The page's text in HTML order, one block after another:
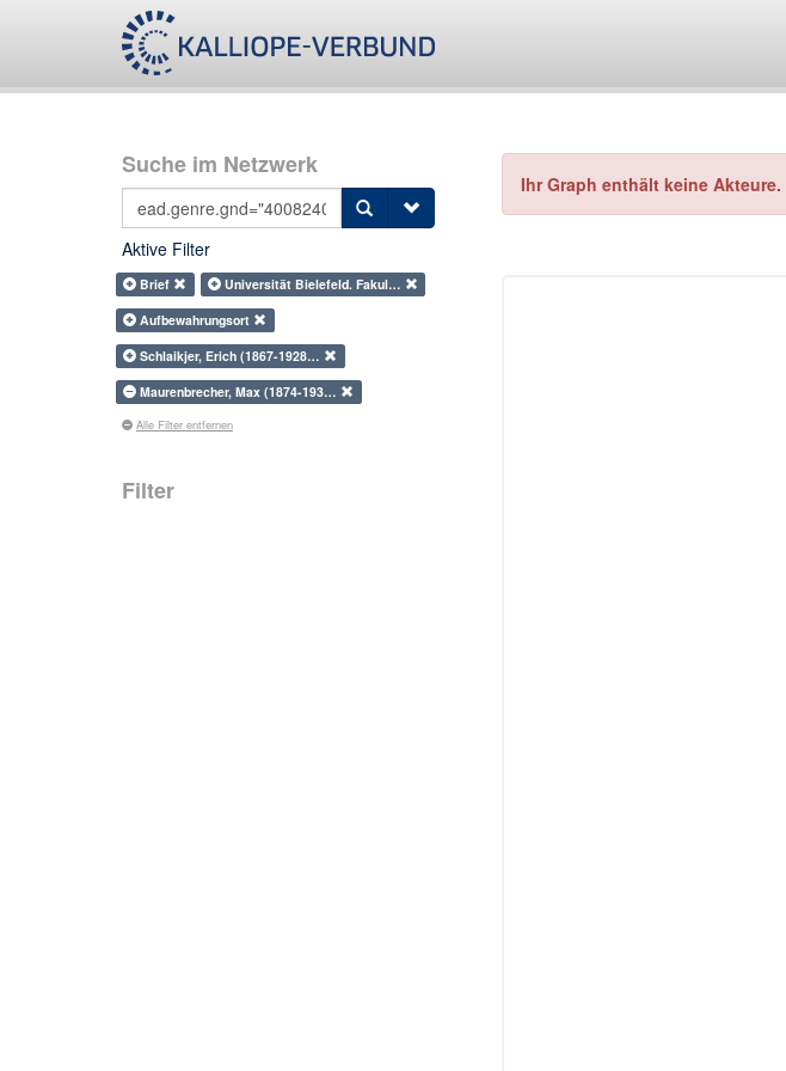
Suche im Netzwerk
Aktive Filter
Brief
Universität Bielefeld. Fakul…
Aufbewahrungsort
Schlaikjer, Erich (1867-1928…
Maurenbrecher, Max (1874-193…
Alle Filter entfernen
Filter
Ihr Graph enthält keine Akteure.